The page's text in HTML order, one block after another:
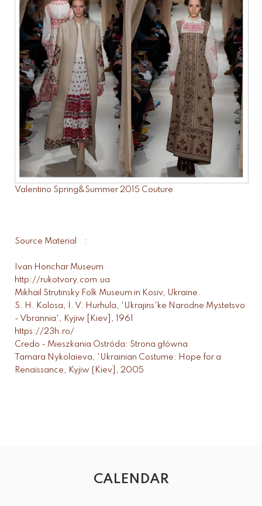
Valentino Spring&Summer 2015 Couture
Source Material :
Ivan Honchar Museum
http://rukotvory.com.ua
Mikhail Strutinsky Folk Museum in Kosiv, Ukraine.
S. H. Kolosa, I. V. Hurhula, 'Ukrajins'ke Narodne Mystetsvo
- Vbrannia', Kyjiw [Kiev], 1961
https://23h.ro/
Credo - Mieszkania Ostróda: Strona główna
Tamara Nykolaieva, 'Ukrainian Costume: Hope for a
Renaissance, Kyjiw {Kiev], 2005
CALENDAR